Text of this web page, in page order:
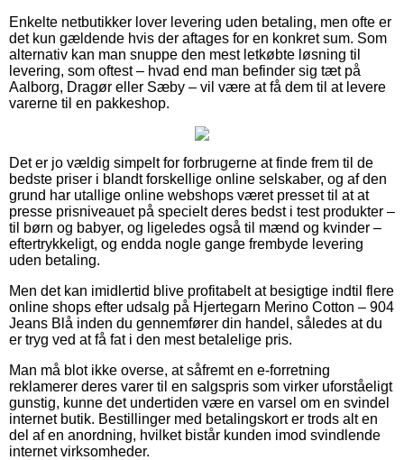
Enkelte netbutikker lover levering uden betaling, men ofte er
det kun gældende hvis der aftages for en konkret sum. Som
alternativ kan man snuppe den mest letkøbte løsning til
levering, som oftest – hvad end man befinder sig tæt på
Aalborg, Dragør eller Sæby – vil være at få dem til at levere
varerne til en pakkeshop.
Det er jo vældig simpelt for forbrugerne at finde frem til de
bedste priser i blandt forskellige online selskaber, og af den
grund har utallige online webshops været presset til at at
presse prisniveauet på specielt deres bedst i test produkter –
til børn og babyer, og ligeledes også til mænd og kvinder –
eftertrykkeligt, og endda nogle gange frembyde levering
uden betaling.
Men det kan imidlertid blive profitabelt at besigtige indtil flere
online shops efter udsalg på Hjertegarn Merino Cotton – 904
Jeans Blå inden du gennemfører din handel, således at du
er tryg ved at få fat i den mest betalelige pris.
Man må blot ikke overse, at såfremt en e-forretning
reklamerer deres varer til en salgspris som virker uforståeligt
gunstig, kunne det undertiden være en varsel om en svindel
internet butik. Bestillinger med betalingskort er trods alt en
del af en anordning, hvilket bistår kunden imod svindlende
internet virksomheder.